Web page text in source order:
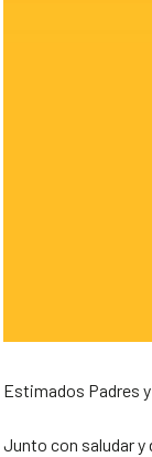
Estimados Padres
Junto con saludar y